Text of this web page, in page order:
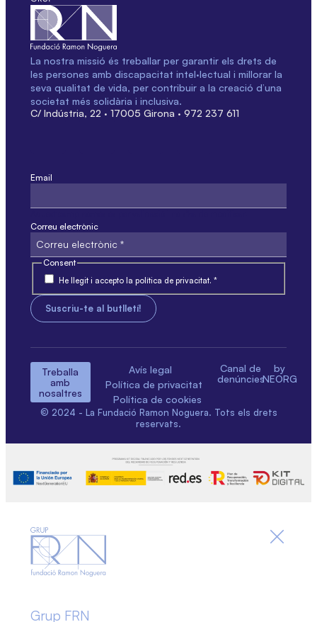
La nostra missió és treballar per garantir els drets de
les persones amb discapacitat intel·lectual i millorar la
seva qualitat de vida, per contribuir a la creació d’una
societat més solidària i inclusiva.
C/ Indústria, 22 · 17005 Girona · 972 237 611
Email
Correu electrònic
Consent
He llegit i accepto la política de privacitat. *
Treballa
amb
nosaltres
Avís legal
Política de privacitat
Política de cookies
Canal de
denúncies
by
NEORG
© 2024 - La Fundació Ramon Noguera. Tots els drets
reservats.
Grup FRN